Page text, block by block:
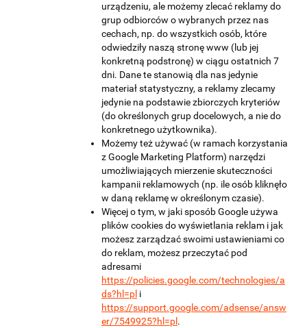
urządzeniu, ale możemy zlecać reklamy do
grup odbiorców o wybranych przez nas
cechach, np. do wszystkich osób, które
odwiedziły naszą stronę www (lub jej
konkretną podstronę) w ciągu ostatnich 7
dni. Dane te stanowią dla nas jedynie
materiał statystyczny, a reklamy zlecamy
jedynie na podstawie zbiorczych kryteriów
(do określonych grup docelowych, a nie do
konkretnego użytkownika).
Możemy też używać (w ramach korzystania
z Google Marketing Platform) narzędzi
umożliwiających mierzenie skuteczności
kampanii reklamowych (np. ile osób kliknęło
w daną reklamę w określonym czasie).
Więcej o tym, w jaki sposób Google używa
plików cookies do wyświetlania reklam i jak
możesz zarządzać swoimi ustawieniami co
do reklam, możesz przeczytać pod
adresami
https://policies.google.com/technologies/a
ds?hl=pl i
https://support.google.com/adsense/answ
er/7549925?hl=pl .